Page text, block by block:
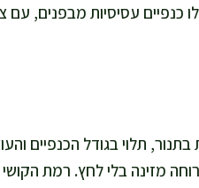
עסיסיות מבפנים, עם
את הכנפיים ב-10 דקות עבודה ועוד בערך 45–55 דקות בתנור, תלוי
מזינה בלי לחץ. רמת